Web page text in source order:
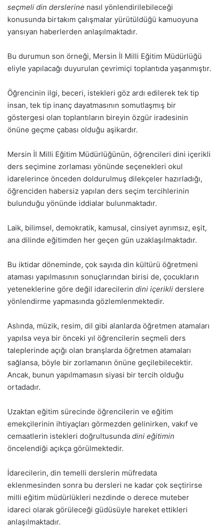
seçmeli din derslerine nasıl yönlendirilebileceği
konusunda birtakım çalışmalar yürütüldüğü kamuoyuna
yansıyan haberlerden anlaşılmaktadır.
Bu durumun son örneği, Mersin İl Milli Eğitim Müdürlüğü
eliyle yapılacağı duyurulan çevrimiçi toplantıda yaşanmıştır.
Öğrencinin ilgi, beceri, istekleri göz ardı edilerek tek tip
insan, tek tip inanç dayatmasının somutlaşmış bir
göstergesi olan toplantıların bireyin özgür iradesinin
önüne geçme çabası olduğu aşikardır.
Mersin İl Milli Eğitim Müdürlüğünün, öğrencileri dini içerikli
ders seçimine zorlaması yönünde seçenekleri okul
idarelerince önceden doldurulmuş dilekçeler hazırladığı,
öğrenciden habersiz yapılan ders seçim tercihlerinin
bulunduğu yönünde iddialar bulunmaktadır.
Laik, bilimsel, demokratik, kamusal, cinsiyet ayrımsız, eşit,
ana dilinde eğitimden her geçen gün uzaklaşılmaktadır.
Bu iktidar döneminde, çok sayıda din kültürü öğretmeni
ataması yapılmasının sonuçlarından birisi de, çocukların
yeteneklerine göre değil idarecilerin dini içerikli derslere
yönlendirme yapmasında gözlemlenmektedir.
Aslında, müzik, resim, dil gibi alanlarda öğretmen atamaları
yapılsa veya bir önceki yıl öğrencilerin seçmeli ders
taleplerinde açığı olan branşlarda öğretmen atamaları
sağlansa, böyle bir zorlamanın önüne geçilebilecektir.
Ancak, bunun yapılmamasın siyasi bir tercih olduğu
ortadadır.
Uzaktan eğitim sürecinde öğrencilerin ve eğitim
emekçilerinin ihtiyaçları görmezden gelinirken, vakıf ve
cemaatlerin istekleri doğrultusunda dini eğitimin
öncelendiği açıkça görülmektedir.
İdarecilerin, din temelli derslerin müfredata
eklenmesinden sonra bu dersleri ne kadar çok seçtirirse
milli eğitim müdürlükleri nezdinde o derece muteber
idareci olarak görüleceği güdüsüyle hareket ettikleri
anlaşılmaktadır.